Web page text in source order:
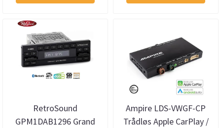
RetroSound
GPM1DAB1296 Grand
Ampire LDS-VWGF-CP
Trådløs Apple CarPlay /